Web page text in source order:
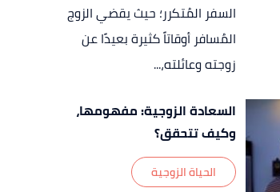
السفر المُتكرر؛ حيث يقضي الزوج
المُسافر أوقاتاً كثيرة بعيدًا عن
زوجته وعائلته،...
السعادة الزوجية: مفهومها،
وكيف تتحقق؟
الحياة الزوجية